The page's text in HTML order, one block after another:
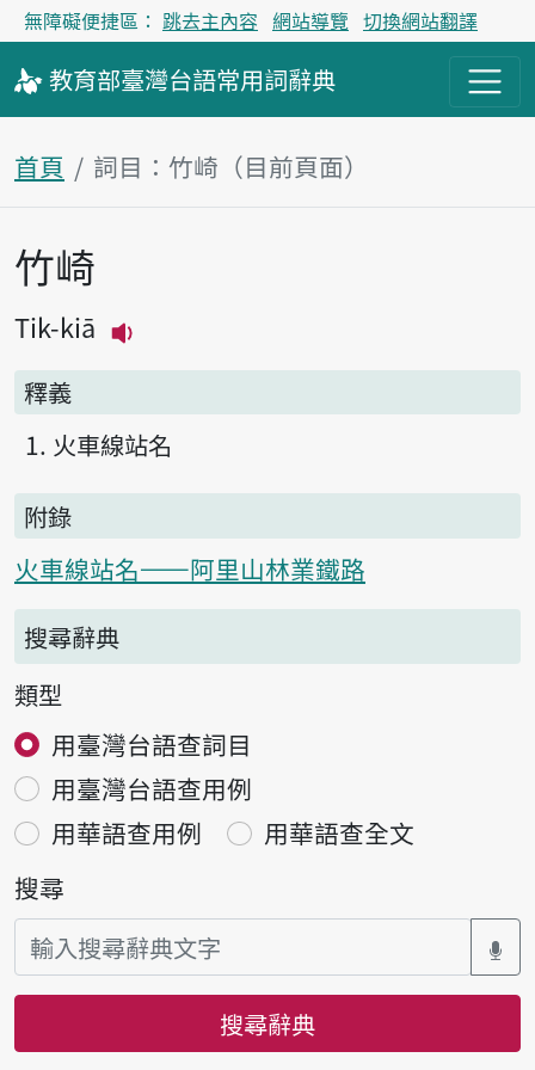
無障礙便捷區： 跳去主內容 網站導覽 切換網站翻譯
教育部臺灣台語常用詞辭典
首頁 詞目：竹崎（目前頁面）
主內容區塊
竹崎
Tik-kiā
釋義
火車線站名
附錄
火車線站名——阿里山林業鐵路
搜尋辭典
類型
用臺灣台語查詞目
用臺灣台語查用例
用華語查用例
用華語查全文
搜尋
搜尋辭典